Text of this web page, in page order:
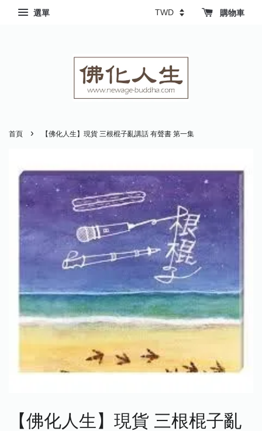
選單 購物車
首頁 › 【佛化人生】現貨 三根棍子亂講話 有聲書 第一集
【佛化人生】現貨 三根棍子亂